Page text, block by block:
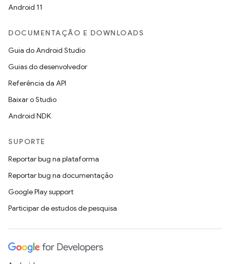
Android 11
DOCUMENTAÇÃO E DOWNLOADS
Guia do Android Studio
Guias do desenvolvedor
Referência da API
Baixar o Studio
Android NDK
SUPORTE
Reportar bug na plataforma
Reportar bug na documentação
Google Play support
Participar de estudos de pesquisa